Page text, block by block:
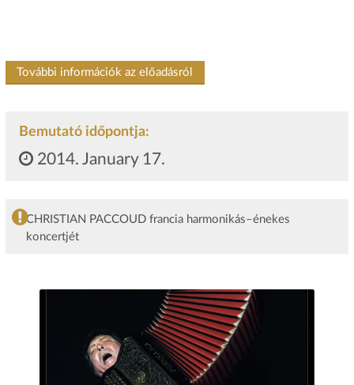
További információk az előadásról
Bemutató időpontja:
2014. January 17.
CHRISTIAN PACCOUD francia harmonikás–énekes
koncertjét